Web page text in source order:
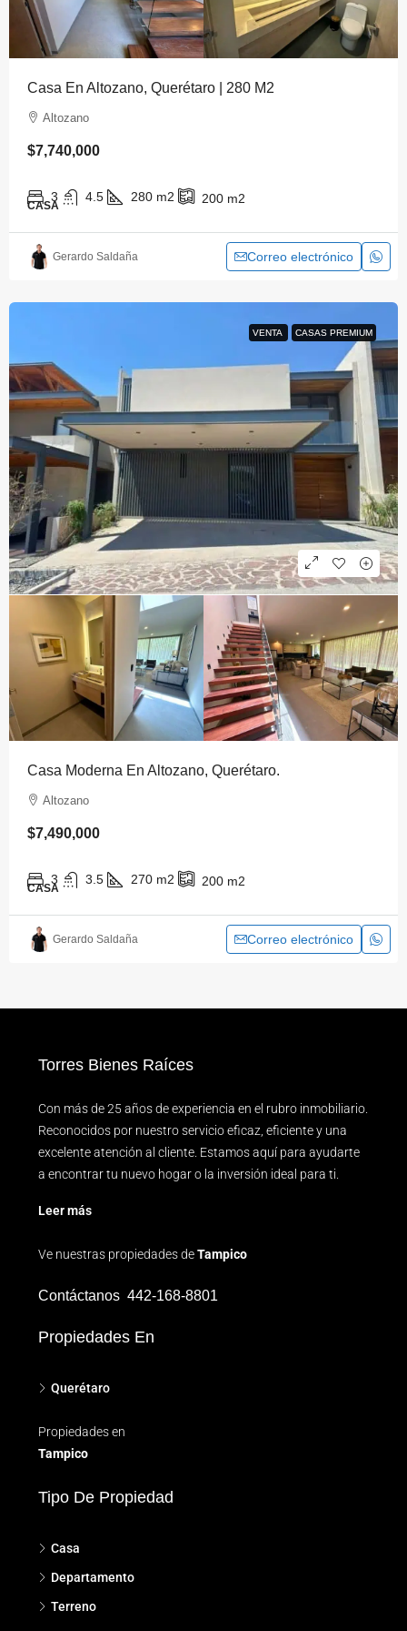
Casa En Altozano, Querétaro | 280 M2
Altozano
$7,740,000
3 4.5 280 m2 200 m2
CASA
Gerardo Saldaña Correo electrónico
VENTA CASAS PREMIUM
VENTA CASAS PREMIUM
Casa Moderna En Altozano, Querétaro.
Altozano
$7,490,000
3 3.5 270 m2 200 m2
CASA
Gerardo Saldaña Correo electrónico
Torres Bienes Raíces
Con más de 25 años de experiencia en el rubro inmobiliario.
Reconocidos por nuestro servicio eficaz, eficiente y una
excelente atención al cliente. Estamos aquí para ayudarte
a encontrar tu nuevo hogar o la inversión ideal para ti.
Leer más
Ve nuestras propiedades deTampico
Contáctanos 442-168-8801
Propiedades En
Querétaro
Propiedades en
Tampico
Tipo De Propiedad
Casa
Departamento
Terreno